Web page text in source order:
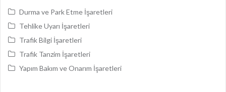
Durma ve Park Etme İşaretleri
Tehlike Uyarı İşaretleri
Trafik Bilgi İşaretleri
Trafik Tanzim İşaretleri
Yapım Bakım ve Onarım İşaretleri